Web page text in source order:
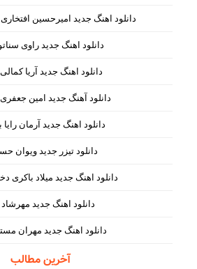
دانلود اهنگ جدید امیرحسین
دانلود اهنگ جدید راوی
دانلود اهنگ جدید آریا کمالی
دانلود آهنگ جدید امین
دانلود اهنگ جدید آرمان رایا
دانلود تیزر جدید ویوان
دانلود اهنگ جدید میلاد باکری
دانلود اهنگ جدید مهرشاد
دانلود اهنگ جدید مهران
آخرین مطالب